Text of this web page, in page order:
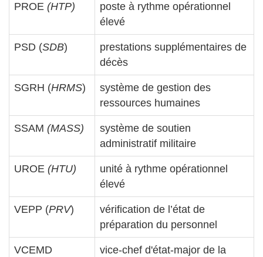
PROE (HTP)
poste à rythme opérationnel
élevé
PSD (SDB)
prestations supplémentaires de
décès
SGRH (HRMS)
système de gestion des
ressources humaines
SSAM (MASS)
système de soutien
administratif militaire
UROE (HTU)
unité à rythme opérationnel
élevé
VEPP (PRV)
vérification de l’état de
préparation du personnel
VCEMD
vice-chef d'état-major de la